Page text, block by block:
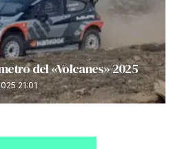
del «Volcanes» 2025
21:01